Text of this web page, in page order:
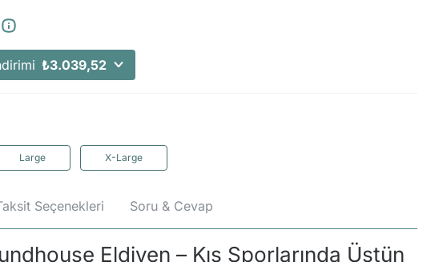
₺3.039,52
Large X-Large
Seçenekleri Soru & Cevap
Eldiven – Kış Sporlarında Üstün